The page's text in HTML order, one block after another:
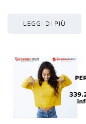
LEGGI DI PIÙ